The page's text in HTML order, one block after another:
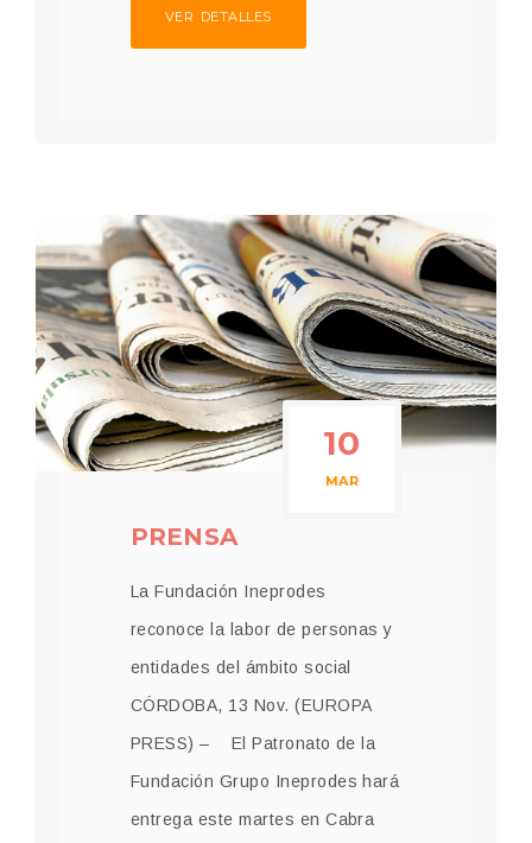
VER DETALLES
10
MAR
PRENSA
La Fundación Ineprodes
reconoce la labor de personas y
entidades del ámbito social
CÓRDOBA, 13 Nov. (EUROPA
PRESS) – El Patronato de la
Fundación Grupo Ineprodes hará
entrega este martes en Cabra